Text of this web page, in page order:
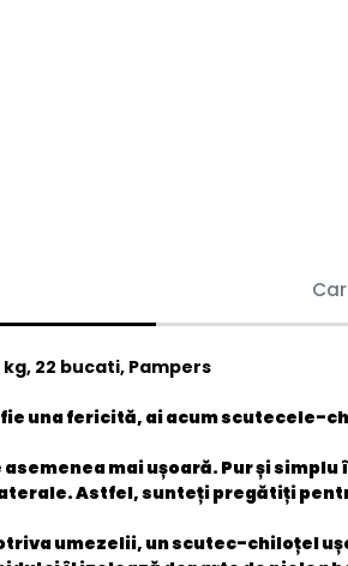
kg, 22 bucati, Pampers
una fericită, ai acum scutecele-
mai ușoară. Pur și
Astfel, sunteți pregătiți
umezelii, un scutec-chiloțel